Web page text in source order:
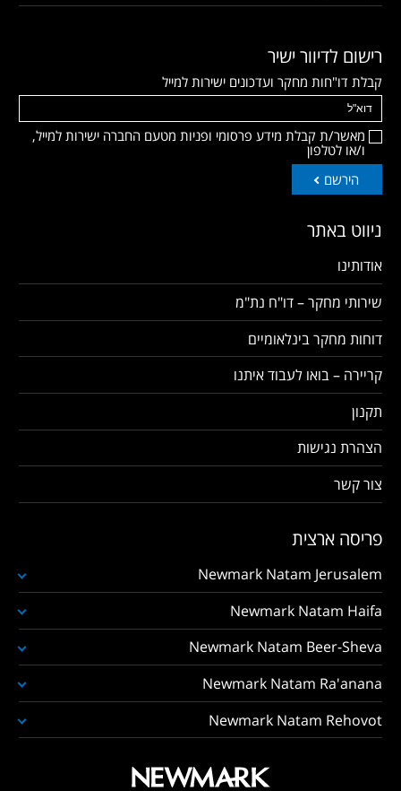
רישום לדיוור ישיר
קבלת דו"חות מחקר ועדכונים ישירות למייל
מאשר/ת קבלת מידע פרסומי ופניות מטעם החברה ישירות למייל,
ו/או לטלפון
הירשם
ניווט באתר
אודותינו
שירותי מחקר – דו"ח נת"מ
דוחות מחקר בינלאומיים
קריירה – בואו לעבוד איתנו
תקנון
הצהרת נגישות
צור קשר
פריסה ארצית
Newmark Natam Jerusalem
Newmark Natam Haifa
Newmark Natam Beer-Sheva
Newmark Natam Ra'anana
Newmark Natam Rehovot